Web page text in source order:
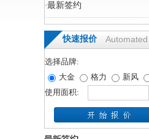
·最新签约
快速报价
选择品牌:
大金
格力 新风
使用面积: